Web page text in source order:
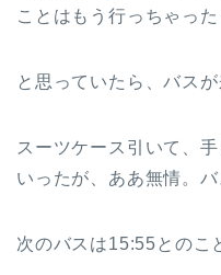
ことはもう行っちゃっ
と思っていたら、バスが
スーツケース引いて、
いったが、ああ無情。
次のバスは15:55とのこ